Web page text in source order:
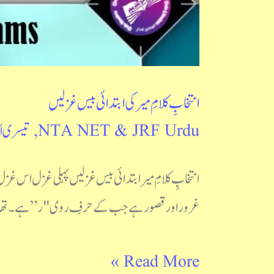
انتخابِ کلامِ میر کی ابتدائی بیس غزلیں
NTA NET & JRF Urdu
, تیسری
انتخابِ کلامِ میر ابتدائی بیس غزلیں پہلی غزل اس
غرور اور قصور ہے جب کے حرفِ روی "ر” ہے۔ تھا
Read More »